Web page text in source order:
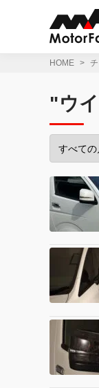
HOME
"ウ
月
で
絞
り
み: